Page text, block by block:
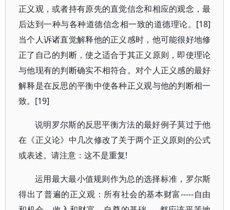
正义观，或者持有原先的直觉信念和相应的观念，最
后达到一种与各种道德信念相一致的道德理论。[18]
当个人诉诸直觉解释他的正义感时，他可能很好地修
正了自己的判断，使之适合于其正义原则，即使理论
与他现有的判断确实不相符合。对个人正义感的最好
解释是在反思的平衡中使各种正义观与他的判断相一
致。[19]
说明罗尔斯的反思平衡方法的最好例子莫过于他
在《正义论》中几次修改了关于两个正义原则的公式
或表述。请注意：这不是重复!
运用最大最小值规则作为总的选择标准，罗尔斯
得出了普遍的正义观：所有社会的基本财富-----自由